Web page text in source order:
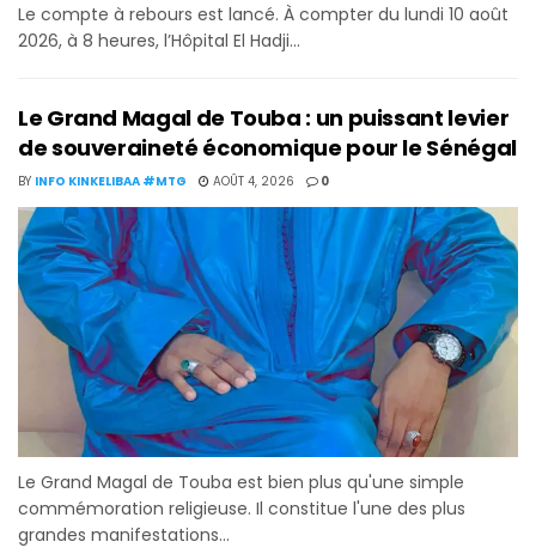
Le compte à rebours est lancé. À compter du lundi 10 août
2026, à 8 heures, l’Hôpital El Hadji...
Le Grand Magal de Touba : un puissant levier
de souveraineté économique pour le Sénégal
BY INFO KINKELIBAA #MTG AOÛT 4, 2026 0
Le Grand Magal de Touba est bien plus qu'une simple
commémoration religieuse. Il constitue l'une des plus
grandes manifestations...